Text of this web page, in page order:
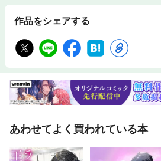
作品をシェアする
あわせてよく買われている本